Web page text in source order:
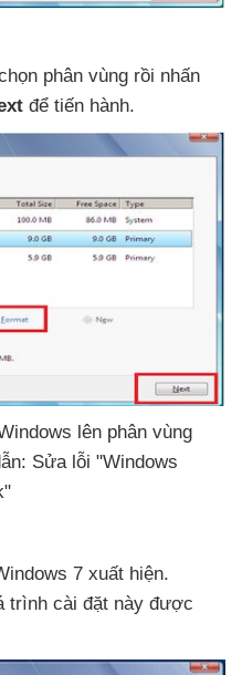
phân vùng rồi nhấn
để tiến hành.
lên phân vùng
Sửa lỗi "Windows
7 xuất hiện.
trình cài đặt này được